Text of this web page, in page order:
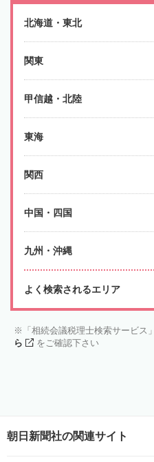
北海道・東北
関東
甲信越・北陸
東海
関西
中国・四国
九州・沖縄
よく検索されるエリア
「相続会議税理士検索サービ
ら
をご確認下さい
朝日新聞社の関連サイト